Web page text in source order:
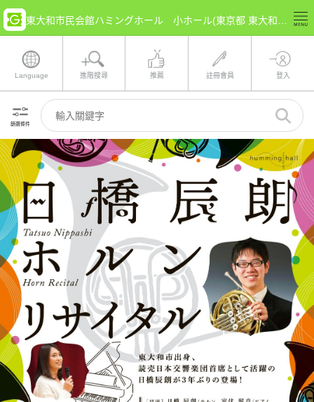
Language 進階搜尋 推薦 註冊會員 登入
篩選條件